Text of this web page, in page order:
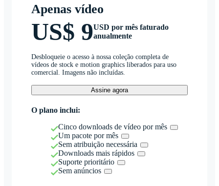
Apenas vídeo
US$ 9USD por mês faturado
anualmente
Desbloqueie o acesso à nossa coleção completa de
vídeos de stock e motion graphics liberados para uso
comercial. Imagens não incluídas.
Assine agora
O plano inclui:
Cinco downloads de vídeo por mês
Um pacote por mês
Sem atribuição necessária
Downloads mais rápidos
Suporte prioritário
Sem anúncios